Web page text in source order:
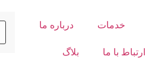
خدمات درباره ما
ارتباط با ما بلاگ